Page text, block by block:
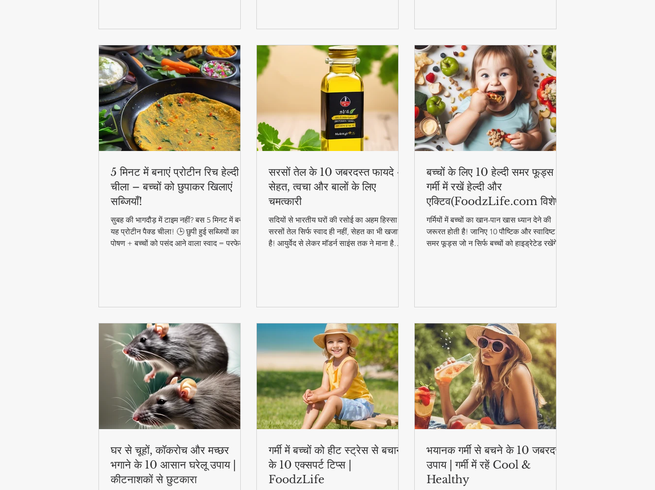
5 मिनट में बनाएं प्रोटीन रिच हेल्दी
चीला – बच्चों को छुपाकर खिलाएं
सब्जियाँ!
सुबह की भागदौड़ में टाइम नहीं? बस 5 मिनट में बनाएं
यह प्रोटीन पैक्ड चीला! 🕒 छुपी हुई सब्जियों का
पोषण + बच्चों को पसंद आने वाला स्वाद = परफेक्ट
सरसों तेल के 10 जबरदस्त फायदे -
सेहत, त्वचा और बालों के लिए
चमत्कारी
सदियों से भारतीय घरों की रसोई का अहम हिस्सा रहा
सरसों तेल सिर्फ स्वाद ही नहीं, सेहत का भी खजाना
है! आयुर्वेद से लेकर मॉडर्न साइंस तक ने माना है
बच्चों के लिए 10 हेल्दी समर फूड्स |
गर्मी में रखें हेल्दी और
एक्टिव(FoodzLife.com विशेष)
गर्मियों में बच्चों का खान-पान खास ध्यान देने की
जरूरत होती है! जानिए 10 पौष्टिक और स्वादिष्ट
समर फूड्स जो न सिर्फ बच्चों को हाइड्रेटेड रखेंगे,
घर से चूहों, कॉकरोच और मच्छर
भगाने के 10 आसान घरेलू उपाय |
कीटनाशकों से छुटकारा
गर्मी में बच्चों को हीट स्ट्रेस से बचाने
के 10 एक्सपर्ट टिप्स |
FoodzLife
भयानक गर्मी से बचने के 10 जबरदस्त
उपाय | गर्मी में रहें Cool &
Healthy